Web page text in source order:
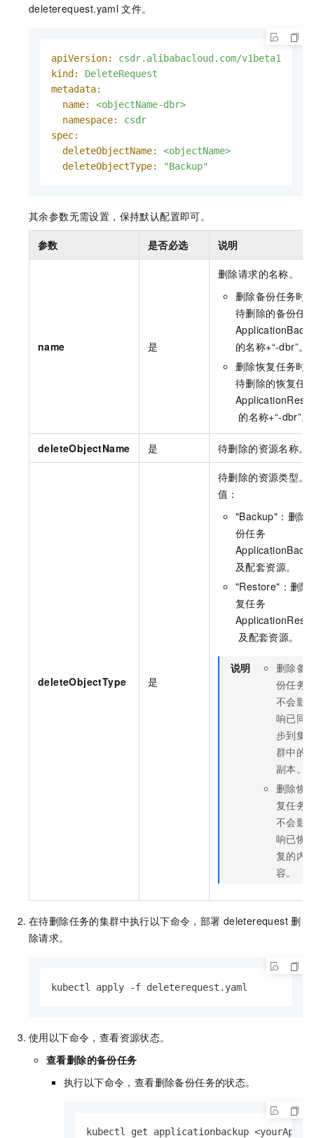
deleterequest.yaml 文件。
apiVersion:
csdr.alibabacloud.com/v1beta1
kind:
DeleteRequest
metadata:
name:
<objectName-dbr>
namespace:
csdr
spec:
deleteObjectName:
<objectName>
deleteObjectType:
"Backup"
其余参数无需设置，保持默认配置即可。
参数 是否必选 说明
name 是
删除请求的名称。
删除备份任务时
待删除的备份任
的名称+“-dbr”。
删除恢复任务时
待删除的恢复任
的名称+“-dbr”。
deleteObjectName 是 待删除的资源名称。
deleteObjectType 是
待删除的资源类型。
值：
"Backup" ：删除
份任务
及配套资源。
"Restore" ：删除
复任务
及配套资源。
说明
删除备
份任务
不会影
响已同
步到集
群中的
副本。
删除恢
复任务
不会影
响已恢
复的内
容。
在待删除任务的集群中执行以下命令，部署 deleterequest 删
除请求。
kubectl apply -f deleterequest.yaml
使用以下命令，查看资源状态。
查看删除的备份任务
执行以下命令，查看删除备份任务的状态。
kubectl get applicationbackup